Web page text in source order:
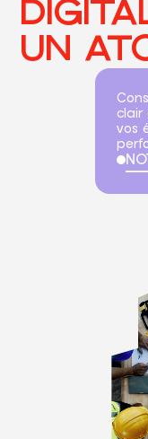
Fractional
COO
Innovation
Manifeste
UN
clair
vos